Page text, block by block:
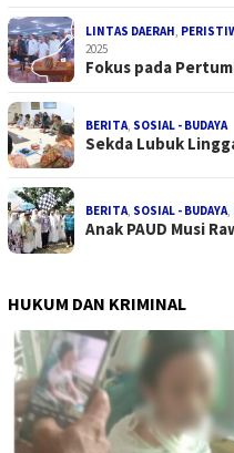
LINTAS DAERAH,
2025
Fokus pada
BERITA, SOSIAL - BUDAYA
Sekda Lubuk
BERITA, SOSIAL - BUDAYA,
Anak PAUD Musi
HUKUM DAN KRIMINAL